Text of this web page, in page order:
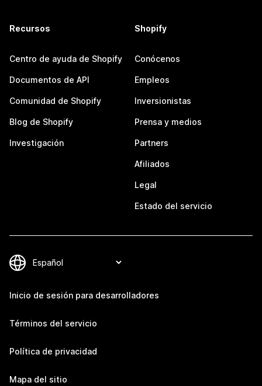
Recursos
Centro de ayuda de Shopify
Documentos de API
Comunidad de Shopify
Blog de Shopify
Investigación
Shopify
Conócenos
Empleos
Inversionistas
Prensa y medios
Partners
Afiliados
Legal
Estado del servicio
Inicio de sesión para desarrolladores
Términos del servicio
Política de privacidad
Mapa del sitio